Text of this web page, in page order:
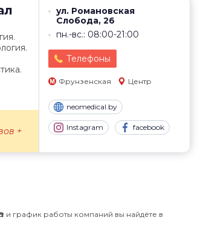
ул. Романовская
Слобода, 26
пн.-вс.: 08:00-21:00
Телефоны
Фрунзенская Центр
neomedical.by
Instagram facebook
+
и график работы компаний вы найдёте в